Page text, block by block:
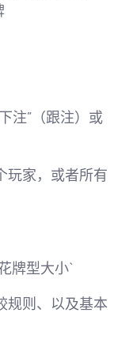
注”（跟注）或
玩家，或者所有
牌型大小`
规则、以及基本